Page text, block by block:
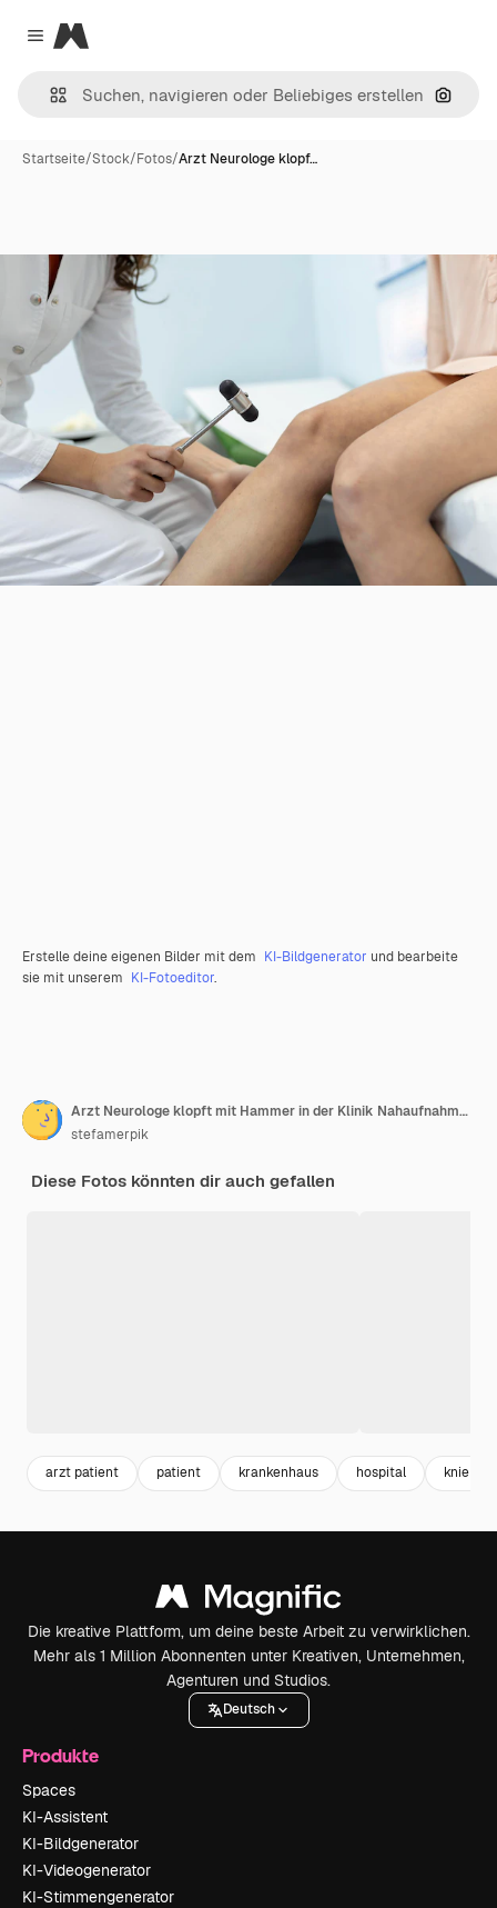
Close menu
Magnific
Nach
Startseite/Stock/Fotos/Arzt Neurologe klopf…
Erstelle deine eigenen Bilder mit dem KI-Bildgenerator und bearbeite
sie mit unserem KI-Fotoeditor.
Arzt Neurologe klopft mit Hammer in der Klinik Nahaufnahme auf das Knie des Patienten Diagnose der neurologischen Pathologie des Kniereflexkonzepts
stefamerpik
Diese Fotos könnten dir auch gefallen
arzt patient patient krankenhaus hospital knie
Die kreative Plattform, um deine beste Arbeit zu verwirklichen.
Mehr als 1 Million Abonnenten unter Kreativen, Unternehmen,
Agenturen und Studios.
Deutsch
Produkte
Spaces
KI-Assistent
KI-Bildgenerator
KI-Videogenerator
KI-Stimmengenerator